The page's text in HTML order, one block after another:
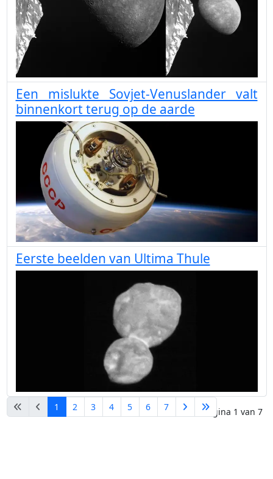
Een mislukte Sovjet-Venuslander valt
binnenkort terug op de aarde
Eerste beelden van Ultima Thule
Pagina 1 van 7
1 2 3 4 5 6 7